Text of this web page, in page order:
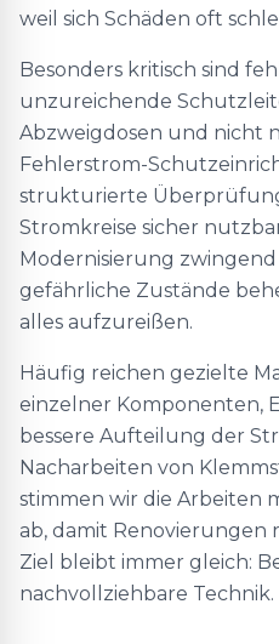
weil sich Schäden oft
Besonders kritisch sind
unzureichende
Abzweigdosen und nicht
Fehlerstrom-
strukturierte
Stromkreise sicher
Modernisierung zwingend
gefährliche Zustände
alles aufzureißen.
Häufig reichen gezielte
einzelner Komponenten,
bessere Aufteilung der
Nacharbeiten von
stimmen wir die Arbeiten
ab, damit Renovierungen
Ziel bleibt immer gleich:
nachvollziehbare Technik.